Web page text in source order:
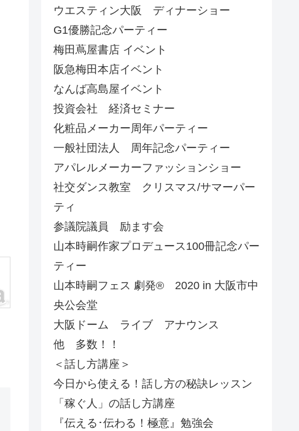
ウエスティン大阪 ディナーショー
G1優勝記念パーティー
梅田蔦屋書店 イベント
阪急梅田本店イベント
なんば高島屋イベント
投資会社 経済セミナー
化粧品メーカー周年パーティー
一般社団法人 周年記念パーティー
アパレルメーカーファッションショー
社交ダンス教室 クリスマス/サマーパー
ティ
参議院議員 励ます会
山本時嗣作家プロデュース100冊記念パー
ティー
山本時嗣フェス 劇発®︎ 2020 in 大阪市中
央公会堂
大阪ドーム ライブ アナウンス
他 多数！！
＜話し方講座＞
今日から使える！話し方の秘訣レッスン
「稼ぐ人」の話し方講座
『伝える･伝わる！極意』勉強会